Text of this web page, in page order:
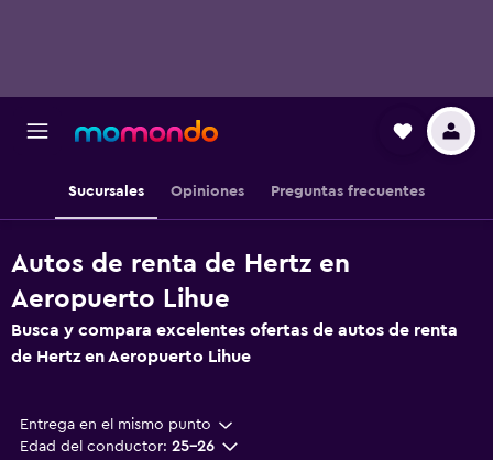
Sucursales Opiniones Preguntas frecuentes
Autos de renta de Hertz en
Aeropuerto Lihue
Busca y compara excelentes ofertas de autos de renta
de Hertz en Aeropuerto Lihue
Entrega en el mismo punto
Edad del conductor: 25-26